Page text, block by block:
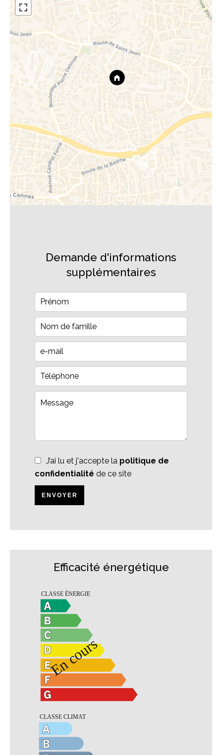
Demande d'informations
supplémentaires
J’ai lu et j'accepte la politique de
confidentialité de ce site
ENVOYER
Efficacité énergétique